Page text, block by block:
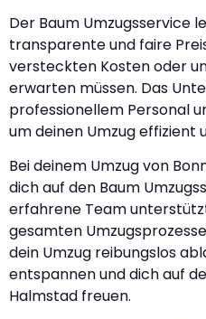
Der Baum Umzugsservice
transparente und faire
versteckten Kosten oder
erwarten müssen. Das
professionellem Personal
um deinen Umzug effizient
Bei deinem Umzug von
dich auf den Baum
erfahrene Team
gesamten
dein Umzug reibungslos
entspannen und dich auf
Halmstad freuen.